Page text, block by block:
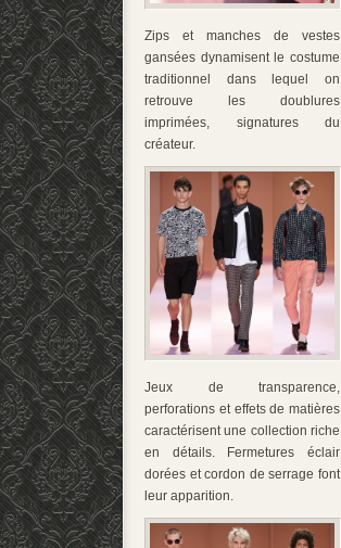
Zips et manches de vestes
gansées dynamisent le costume
traditionnel dans lequel on
retrouve les doublures
imprimées, signatures du
créateur.
Jeux de transparence,
perforations et effets de matières
caractérisent une collection riche
en détails. Fermetures éclair
dorées et cordon de serrage font
leur apparition.